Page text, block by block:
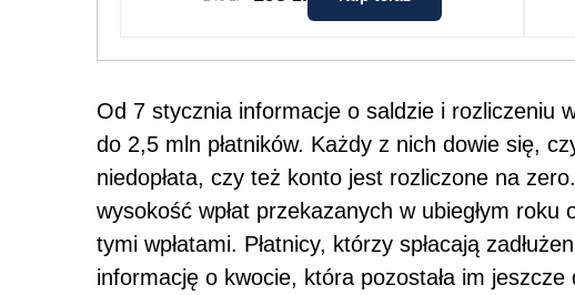
Od 7 stycznia informacje o saldzie i rozliczeniu
do 2,5 mln płatników. Każdy z nich dowie się,
niedopłata, czy też konto jest rozliczone na
wysokość wpłat przekazanych w ubiegłym
tymi wpłatami. Płatnicy, którzy spłacają
informację o kwocie, która pozostała im jeszcze